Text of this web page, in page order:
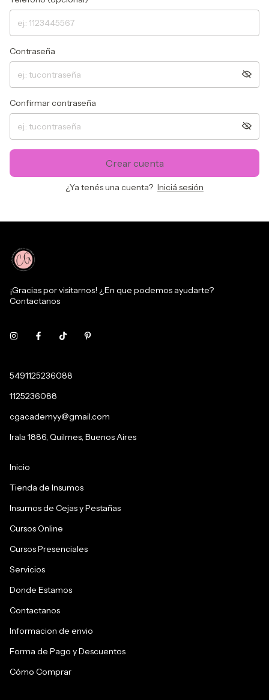
Contraseña
Confirmar contraseña
Crear cuenta
¿Ya tenés una cuenta? Iniciá sesión
¡Gracias por visitarnos! ¿En que podemos ayudarte?
Contactanos
5491125236088
1125236088
cgacademyy@gmail.com
Irala 1886, Quilmes, Buenos Aires
Inicio
Tienda de Insumos
Insumos de Cejas y Pestañas
Cursos Online
Cursos Presenciales
Servicios
Donde Estamos
Contactanos
Informacion de envio
Forma de Pago y Descuentos
Cómo Comprar